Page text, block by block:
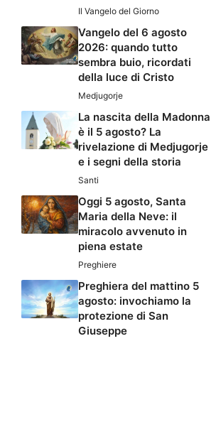
Il Vangelo del Giorno
Vangelo del 6 agosto
2026: quando tutto
sembra buio, ricordati
della luce di Cristo
Medjugorje
La nascita della Madonna
è il 5 agosto? La
rivelazione di Medjugorje
e i segni della storia
Santi
Oggi 5 agosto, Santa
Maria della Neve: il
miracolo avvenuto in
piena estate
Preghiere
Preghiera del mattino 5
agosto: invochiamo la
protezione di San
Giuseppe